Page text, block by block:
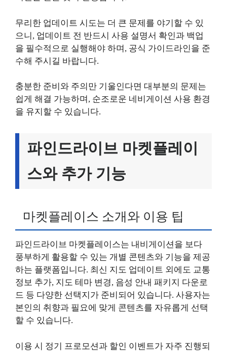
무리한 업데이트 시도는 더 큰 문제를 야기할 수 있
으니, 업데이트 전 반드시 사용 설명서 확인과 백업
을 필수적으로 실행해야 하며, 공식 가이드라인을 준
수해 주시길 바랍니다.
충분한 준비와 주의만 기울인다면 대부분의 문제는
쉽게 해결 가능하며, 순조로운 네비게이션 사용 환경
을 유지할 수 있습니다.
파인드라이브 마켓플레이
스와 추가 기능
마켓플레이스 소개와 이용 팁
파인드라이브 마켓플레이스는 내비게이션을 보다
풍부하게 활용할 수 있는 개별 콘텐츠와 기능을 제공
하는 플랫폼입니다. 최신 지도 업데이트 외에도 교통
정보 추가, 지도 테마 변경, 음성 안내 패키지 다운로
드 등 다양한 선택지가 준비되어 있습니다. 사용자는
본인의 취향과 필요에 맞게 콘텐츠를 자유롭게 선택
할 수 있습니다.
이용 시 정기 프로모션과 할인 이벤트가 자주 진행되